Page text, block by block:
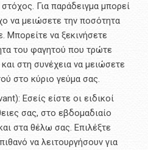
Για παράδειγμα μπορεί
να μειώσετε την ποσότητα
Μπορείτε να ξεκινήσετε
του φαγητού που τρώτε
στη συνέχεια να μειώσετε
στο κύριο γεύμα σας.
Εσείς είστε οι ειδικοί
σας, στο εβδομαδιαίο
στα θέλω σας. Επιλέξτε
να λειτουργήσουν για